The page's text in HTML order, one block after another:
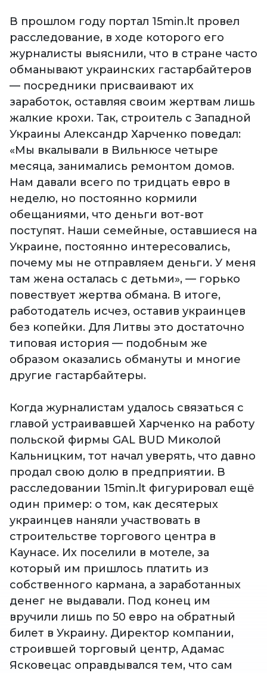
В прошлом году портал 15min.lt провел
расследование, в ходе которого его
журналисты выяснили, что в стране часто
обманывают украинских гастарбайтеров
— посредники присваивают их
заработок, оставляя своим жертвам лишь
жалкие крохи. Так, строитель с Западной
Украины Александр Харченко поведал:
«Мы вкалывали в Вильнюсе четыре
месяца, занимались ремонтом домов.
Нам давали всего по тридцать евро в
неделю, но постоянно кормили
обещаниями, что деньги вот-вот
поступят. Наши семейные, оставшиеся на
Украине, постоянно интересовались,
почему мы не отправляем деньги. У меня
там жена осталась с детьми», — горько
повествует жертва обмана. В итоге,
работодатель исчез, оставив украинцев
без копейки. Для Литвы это достаточно
типовая история — подобным же
образом оказались обмануты и многие
другие гастарбайтеры.
Когда журналистам удалось связаться с
главой устраивавшей Харченко на работу
польской фирмы GAL BUD Миколой
Кальницким, тот начал уверять, что давно
продал свою долю в предприятии. В
расследовании 15min.lt фигурировал ещё
один пример: о том, как десятерых
украинцев наняли участвовать в
строительстве торгового центра в
Каунасе. Их поселили в мотеле, за
который им пришлось платить из
собственного кармана, а заработанных
денег не выдавали. Под конец им
вручили лишь по 50 евро на обратный
билет в Украину. Директор компании,
строившей торговый центр, Адамас
Ясковецас оправдывался тем, что сам